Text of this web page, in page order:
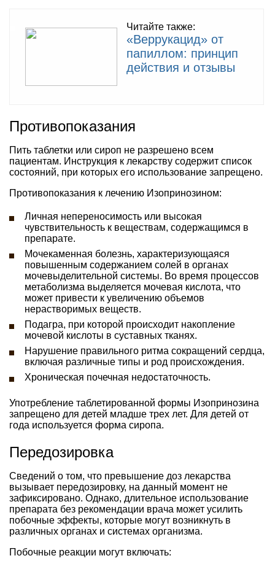
Читайте также:
«Веррукацид» от
папиллом: принцип
действия и отзывы
Противопоказания
Пить таблетки или сироп не разрешено всем
пациентам. Инструкция к лекарству содержит список
состояний, при которых его использование запрещено.
Противопоказания к лечению Изопринозином:
Личная непереносимость или высокая
чувствительность к веществам, содержащимся в
препарате.
Мочекаменная болезнь, характеризующаяся
повышенным содержанием солей в органах
мочевыделительной системы. Во время процессов
метаболизма выделяется мочевая кислота, что
может привести к увеличению объемов
нерастворимых веществ.
Подагра, при которой происходит накопление
мочевой кислоты в суставных тканях.
Нарушение правильного ритма сокращений сердца,
включая различные типы и род происхождения.
Хроническая почечная недостаточность.
Употребление таблетированной формы Изопринозина
запрещено для детей младше трех лет. Для детей от
года используется форма сиропа.
Передозировка
Сведений о том, что превышение доз лекарства
вызывает передозировку, на данный момент не
зафиксировано. Однако, длительное использование
препарата без рекомендации врача может усилить
побочные эффекты, которые могут возникнуть в
различных органах и системах организма.
Побочные реакции могут включать: